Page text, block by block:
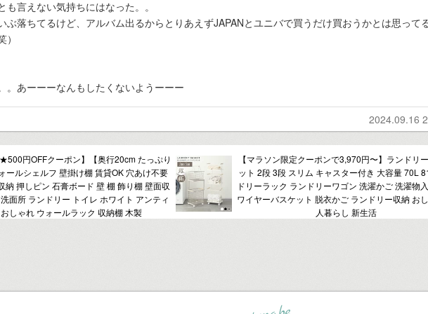
も言えない気持ちにはなった。。
ぶ落ちてるけど、アルバム出るからとりあえずJAPANとユニバで買うだけ買おうかとは思って
。あーーーなんもしたくないようーーー
2024.09.16
★500円OFFクーポン】【奥行20cm たっぷり
ールシェルフ 壁掛け棚 賃貸OK 穴あけ不要
納 押しピン 石膏ボード 壁 棚 飾り棚 壁面収
面所 ランドリー トイレ ホワイト アンティ
しゃれ ウォールラック 収納棚 木製
【マラソン限定クーポンで3,970円〜】ランドリ
ット 2段 3段 スリム キャスター付き 大容量 70L
ドリーラック ランドリーワゴン 洗濯かご 洗濯物
ワイヤーバスケット 脱衣かご ランドリー収納 お
人暮らし 新生活